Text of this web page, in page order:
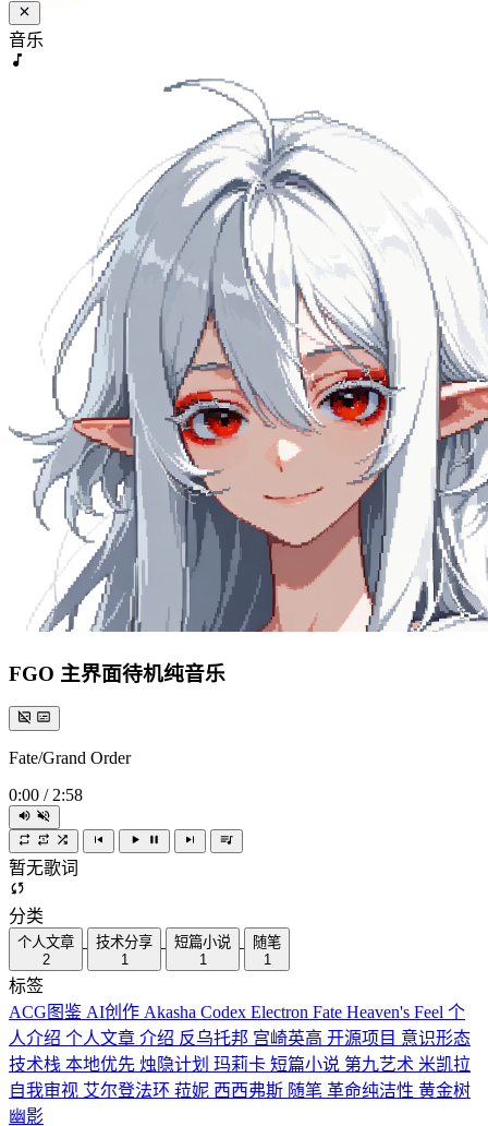
音乐
FGO 主界面待机纯音乐
Fate/Grand Order
0:00 / 2:58
暂无歌词
分类
个人文章
2
技术分享
1
短篇小说
1
随笔
1
标签
ACG图鉴 AI创作 Akasha Codex Electron Fate Heaven's Feel 个
人介绍 个人文章 介绍 反乌托邦 宫崎英高 开源项目 意识形态
技术栈 本地优先 烛隐计划 玛莉卡 短篇小说 第九艺术 米凯拉
自我审视 艾尔登法环 菈妮 西西弗斯 随笔 革命纯洁性 黄金树
幽影